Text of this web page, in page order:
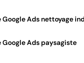
Google Ads nettoyage
Google Ads paysagiste